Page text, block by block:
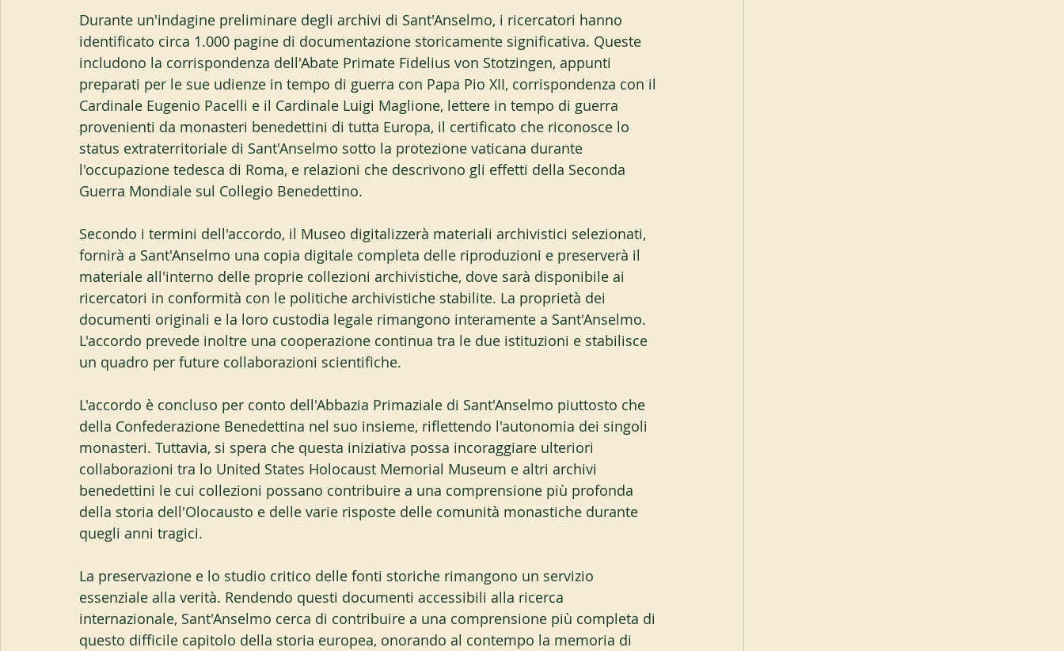
Durante un'indagine preliminare degli archivi di Sant'Anselmo, i ricercatori hanno
identificato circa 1.000 pagine di documentazione storicamente significativa. Queste
includono la corrispondenza dell'Abate Primate Fidelius von Stotzingen, appunti
preparati per le sue udienze in tempo di guerra con Papa Pio XII, corrispondenza con il
Cardinale Eugenio Pacelli e il Cardinale Luigi Maglione, lettere in tempo di guerra
provenienti da monasteri benedettini di tutta Europa, il certificato che riconosce lo
status extraterritoriale di Sant'Anselmo sotto la protezione vaticana durante
l'occupazione tedesca di Roma, e relazioni che descrivono gli effetti della Seconda
Guerra Mondiale sul Collegio Benedettino.
Secondo i termini dell'accordo, il Museo digitalizzerà materiali archivistici selezionati,
fornirà a Sant'Anselmo una copia digitale completa delle riproduzioni e preserverà il
materiale all'interno delle proprie collezioni archivistiche, dove sarà disponibile ai
ricercatori in conformità con le politiche archivistiche stabilite. La proprietà dei
documenti originali e la loro custodia legale rimangono interamente a Sant'Anselmo.
L'accordo prevede inoltre una cooperazione continua tra le due istituzioni e stabilisce
un quadro per future collaborazioni scientifiche.
L'accordo è concluso per conto dell'Abbazia Primaziale di Sant'Anselmo piuttosto che
della Confederazione Benedettina nel suo insieme, riflettendo l'autonomia dei singoli
monasteri. Tuttavia, si spera che questa iniziativa possa incoraggiare ulteriori
collaborazioni tra lo United States Holocaust Memorial Museum e altri archivi
benedettini le cui collezioni possano contribuire a una comprensione più profonda
della storia dell'Olocausto e delle varie risposte delle comunità monastiche durante
quegli anni tragici.
La preservazione e lo studio critico delle fonti storiche rimangono un servizio
essenziale alla verità. Rendendo questi documenti accessibili alla ricerca
internazionale, Sant'Anselmo cerca di contribuire a una comprensione più completa di
questo difficile capitolo della storia europea, onorando al contempo la memoria di